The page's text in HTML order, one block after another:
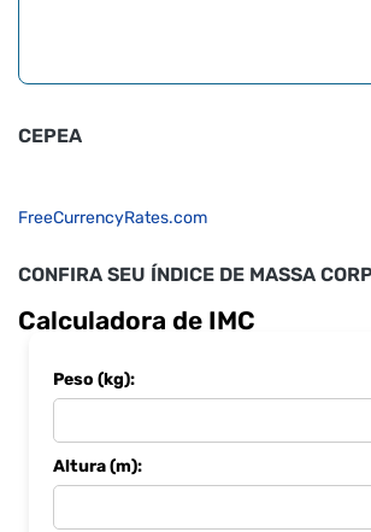
CEPEA
FreeCurrencyRates.com
CONFIRA SEU ÍNDICE DE MASSA
Calculadora de IMC
Peso (kg):
Altura (m):